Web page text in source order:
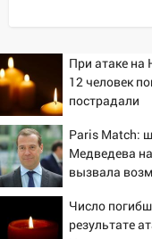
Ульяновске
08:02
В
выявили
07:00
день: прогноз
августа
При атаке на
12 человек
пострадали
Paris Match:
Медведева
вызвала
Число
результате